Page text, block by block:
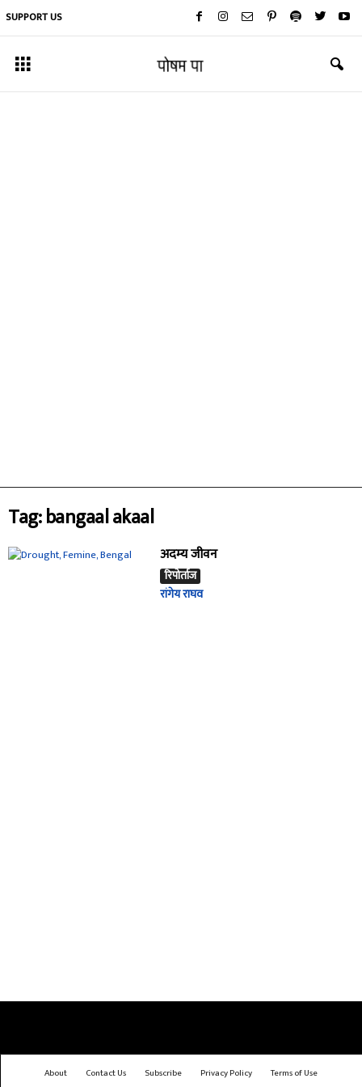
SUPPORT US
Tag: bangaal akaal
अदम्य जीवन
रिपोर्ताज
रांगेय राघव
About Contact Us Subscribe Privacy Policy
Terms of Use